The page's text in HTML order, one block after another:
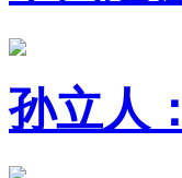
孙立人